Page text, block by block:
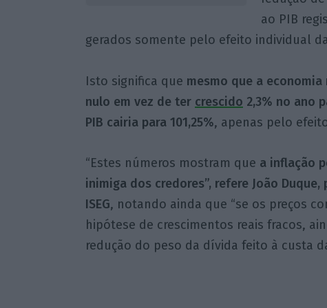
ao PIB
gerados somente pelo efeito individual
Isto significa que mesmo que a
nulo em vez de ter crescido 2,3% no ano
PIB cairia para 101,25%, apenas pelo
“Estes números mostram que a inflação
inimiga dos credores”, refere João
ISEG, notando ainda que “se os preços
hipótese de crescimentos reais fracos,
redução do peso da dívida feito à custa